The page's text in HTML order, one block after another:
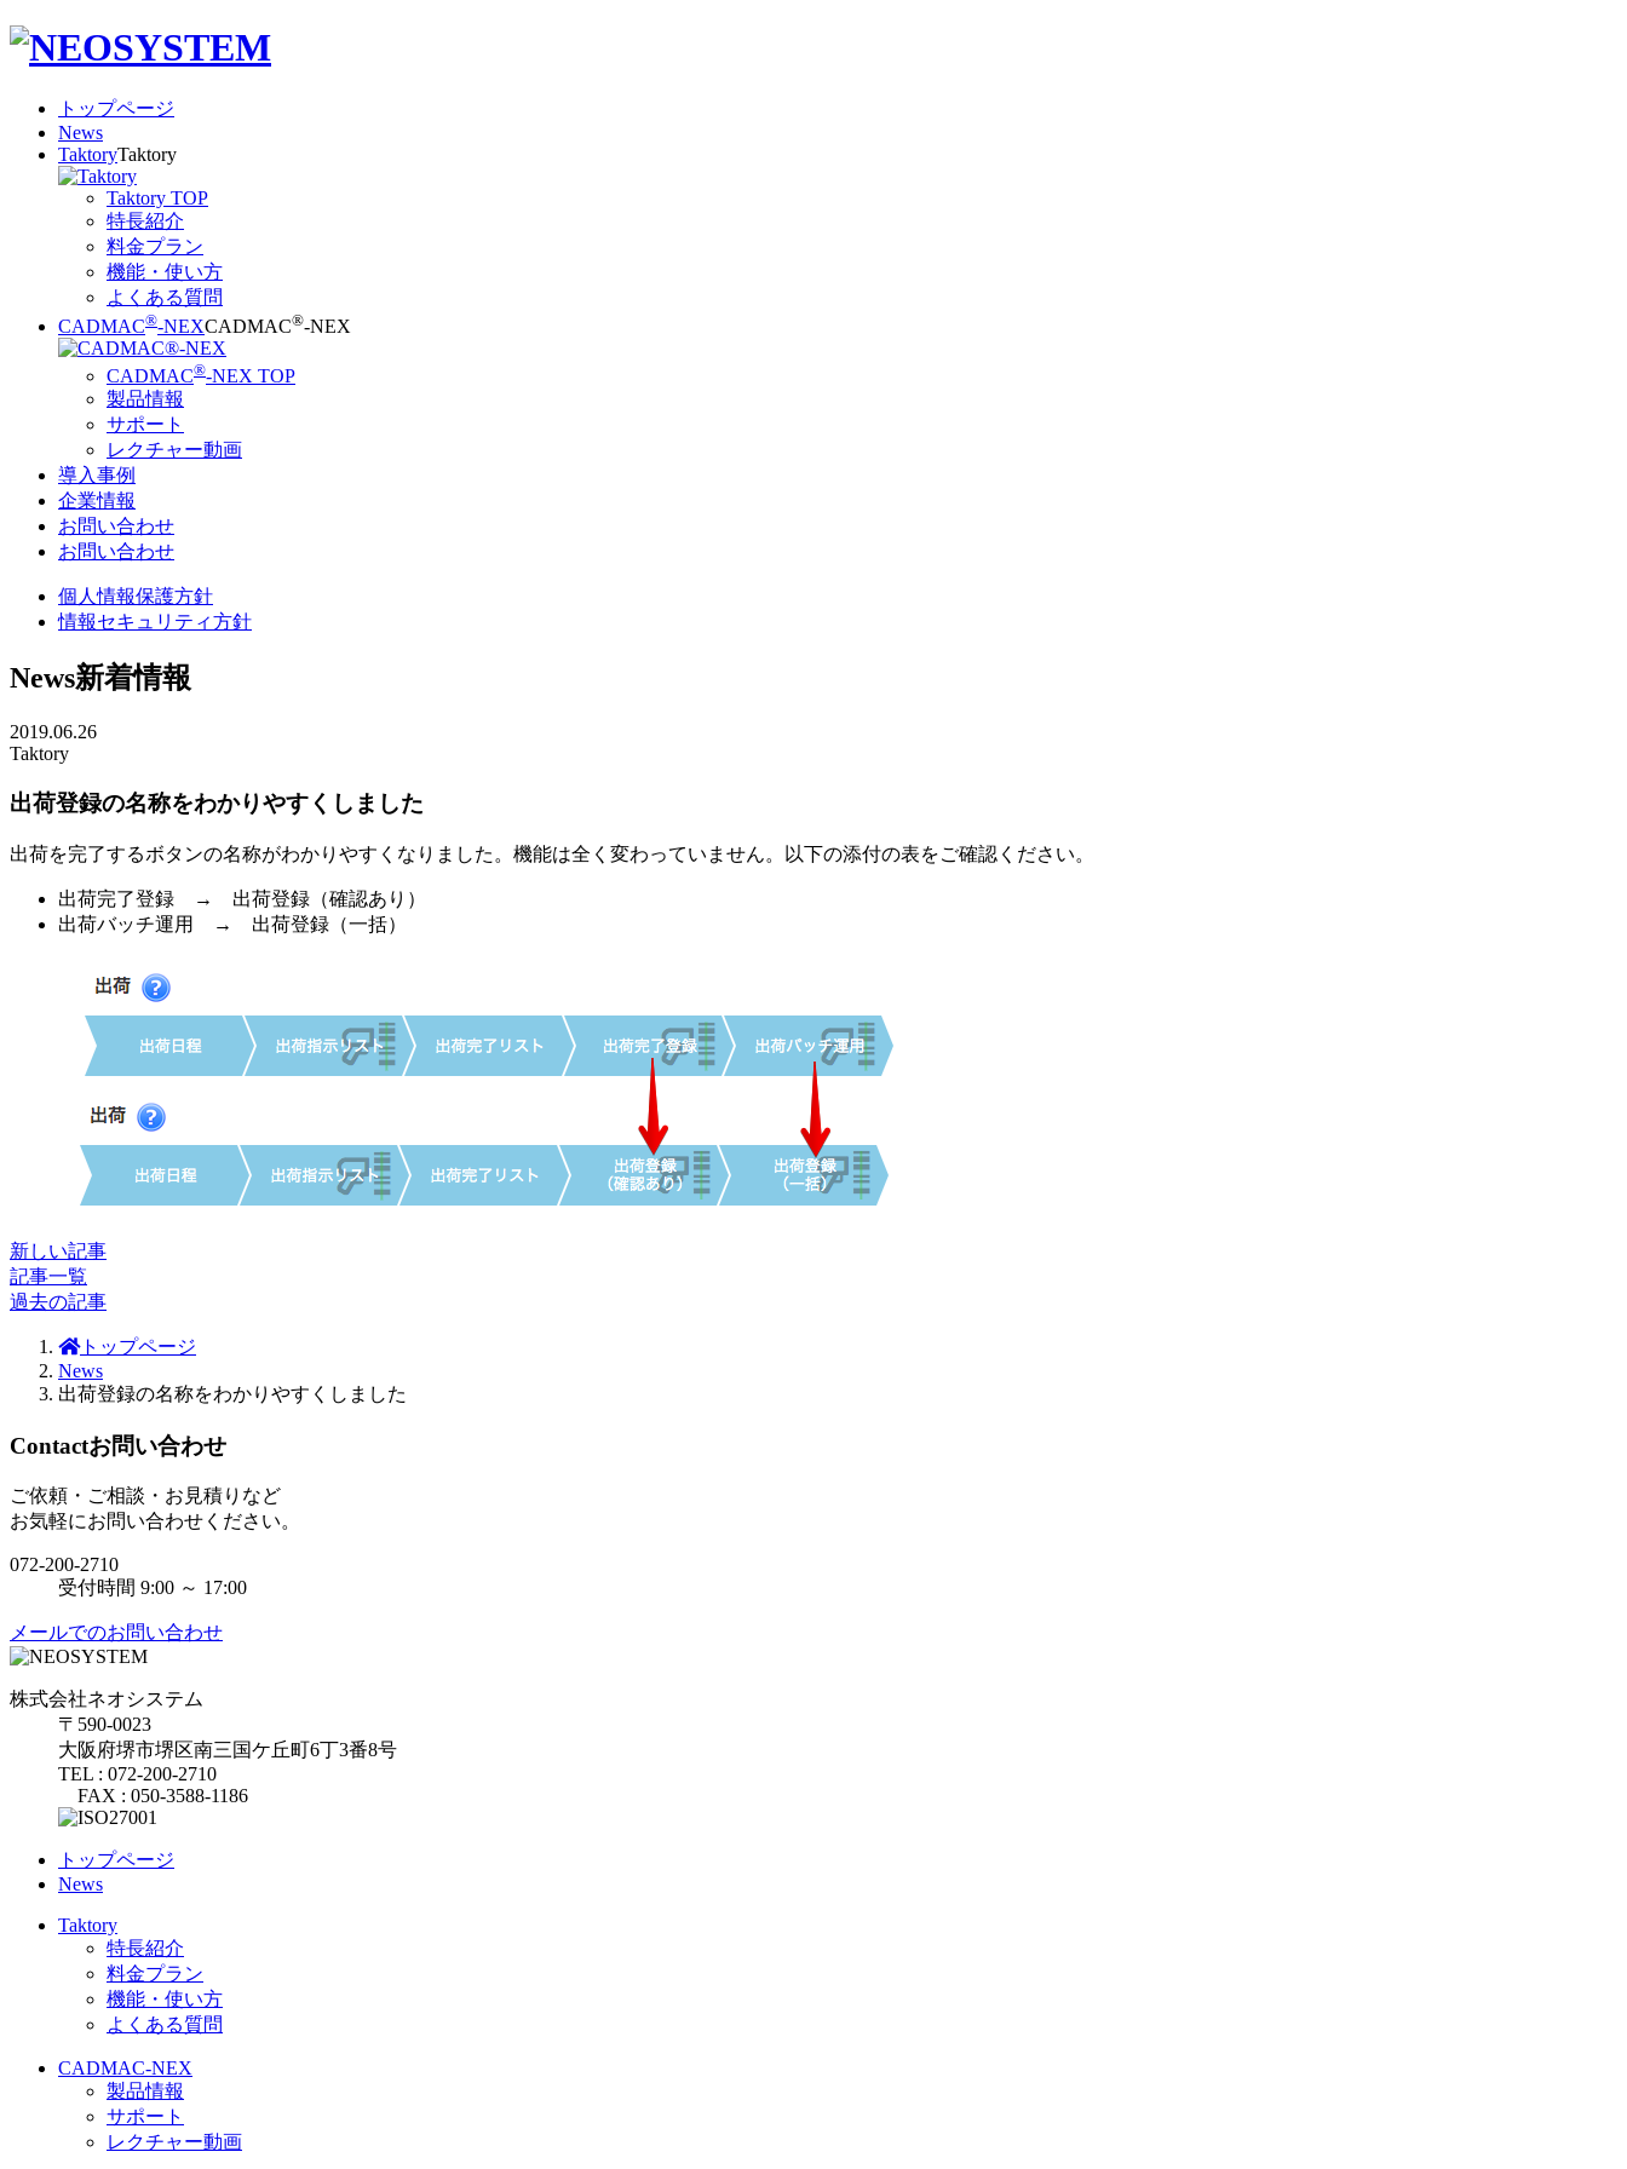
トップページ
News
TaktoryTaktory
Taktory TOP
特長紹介
料金プラン
機能・使い方
よくある質問
CADMAC®-NEXCADMAC®-NEX
CADMAC®-NEX TOP
製品情報
サポート
レクチャー動画
導入事例
企業情報
お問い合わせ
お問い合わせ
個人情報保護方針
情報セキュリティ方針
News新着情報
2019.06.26
Taktory
出荷登録の名称をわかりやすくしました
出荷を完了するボタンの名称がわかりやすくなりました。機能は全く変わっていません。以下の添付の表をご確認ください。
出荷完了登録 → 出荷登録（確認あり）
出荷バッチ運用 → 出荷登録（一括）
新しい記事
記事一覧
過去の記事
トップページ
News
出荷登録の名称をわかりやすくしました
Contactお問い合わせ
ご依頼・ご相談・お見積りなど
お気軽にお問い合わせください。
072-200-2710
受付時間 9:00 ～ 17:00
メールでのお問い合わせ
株式会社ネオシステム
〒590-0023
大阪府堺市堺区南三国ケ丘町6丁3番8号
TEL : 072-200-2710
FAX : 050-3588-1186
トップページ
News
Taktory
特長紹介
料金プラン
機能・使い方
よくある質問
CADMAC-NEX
製品情報
サポート
レクチャー動画